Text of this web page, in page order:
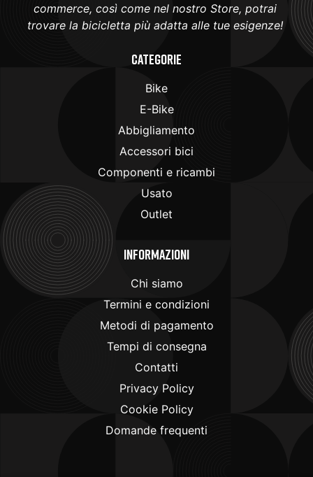
commerce, così come nel nostro Store, potrai
trovare la bicicletta più adatta alle tue esigenze!
Categorie
Bike
E-Bike
Abbigliamento
Accessori bici
Componenti e ricambi
Usato
Outlet
Informazioni
Chi siamo
Termini e condizioni
Metodi di pagamento
Tempi di consegna
Contatti
Privacy Policy
Cookie Policy
Domande frequenti